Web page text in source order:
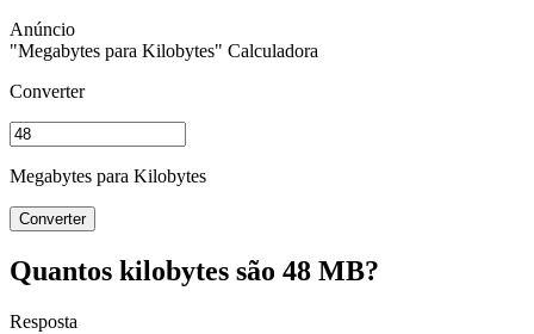
"Megabytes para Kilobytes" Calculadora
Converter
Megabytes para Kilobytes
Converter
Quantos kilobytes são 48 MB?
Resposta